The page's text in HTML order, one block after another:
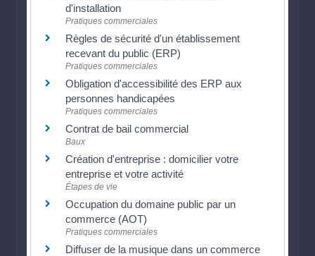
d'installation
Pratiques commerciales
Règles de sécurité d'un établissement
recevant du public (ERP)
Pratiques commerciales
Obligation d'accessibilité des ERP aux
personnes handicapées
Pratiques commerciales
Contrat de bail commercial
Baux
Création d'entreprise : domicilier votre
entreprise et votre activité
Étapes de vie
Occupation du domaine public par un
commerce (AOT)
Pratiques commerciales
Diffuser de la musique dans un commerce